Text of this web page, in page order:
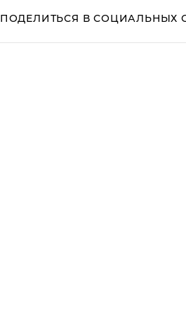
ПОДЕЛИТЬСЯ В СОЦИАЛЬНЫХ